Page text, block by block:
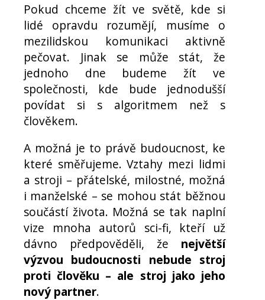
Pokud chceme žít ve světě, kde si
lidé opravdu rozumějí, musíme o
mezilidskou komunikaci aktivně
pečovat. Jinak se může stát, že
jednoho dne budeme žít ve
společnosti, kde bude jednodušší
povídat si s algoritmem než s
člověkem.
A možná je to právě budoucnost, ke
které směřujeme. Vztahy mezi lidmi
a stroji – přátelské, milostné, možná
i manželské – se mohou stát běžnou
součástí života. Možná se tak naplní
vize mnoha autorů sci-fi, kteří už
dávno předpověděli, že největší
výzvou budoucnosti nebude stroj
proti člověku – ale stroj jako jeho
nový partner.